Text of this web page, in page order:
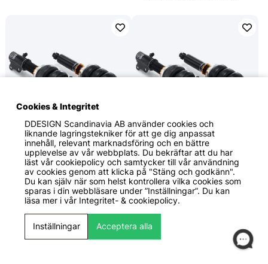
42 139 KR
Air Force Suspensions
FERRARI 488 GTB (Utan
original liftsystem)
(Nivåreglering ej
tillgängligt) 16+
Luftfjädring Fjäderben &
Stötdämpare Air Force
Suspensions
42 139 KR
Air Force Suspensions
FERRARI 458 / 458 Spider
(Utan original liftsystem)
10-15 Luftfjädring
Fjäderben & Stötdämpare
Air Force Suspensions
Modellanpassade fjäderben
och luftbälgar.
Cookies & Integritet
DDESIGN Scandinavia ABanvänder cookies och
liknande lagringstekniker för att ge dig anpassat
innehåll, relevant marknadsföring och en bättre
upplevelse av vår webbplats. Du bekräftar att du har
läst vår cookiepolicy och samtycker till vår användning
av cookies genom att klicka på "Stäng och godkänn".
Du kan själv när som helst kontrollera vilka cookies som
sparas i din webbläsare under ”Inställningar”. Du kan
läsa mer i vår Integritet- & cookiepolicy.
Inställningar Acceptera alla